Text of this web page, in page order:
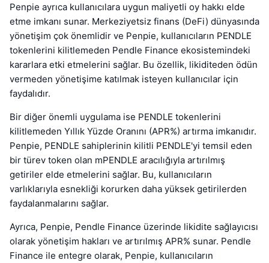
Penpie ayrıca kullanıcılara uygun maliyetli oy hakkı elde
etme imkanı sunar. Merkeziyetsiz finans (DeFi) dünyasında
yönetişim çok önemlidir ve Penpie, kullanıcıların PENDLE
tokenlerini kilitlemeden Pendle Finance ekosistemindeki
kararlara etki etmelerini sağlar. Bu özellik, likiditeden ödün
vermeden yönetişime katılmak isteyen kullanıcılar için
faydalıdır.
Bir diğer önemli uygulama ise PENDLE tokenlerini
kilitlemeden Yıllık Yüzde Oranını (APR%) artırma imkanıdır.
Penpie, PENDLE sahiplerinin kilitli PENDLE'yi temsil eden
bir türev token olan mPENDLE aracılığıyla artırılmış
getiriler elde etmelerini sağlar. Bu, kullanıcıların
varlıklarıyla esnekliği korurken daha yüksek getirilerden
faydalanmalarını sağlar.
Ayrıca, Penpie, Pendle Finance üzerinde likidite sağlayıcısı
olarak yönetişim hakları ve artırılmış APR% sunar. Pendle
Finance ile entegre olarak, Penpie, kullanıcıların